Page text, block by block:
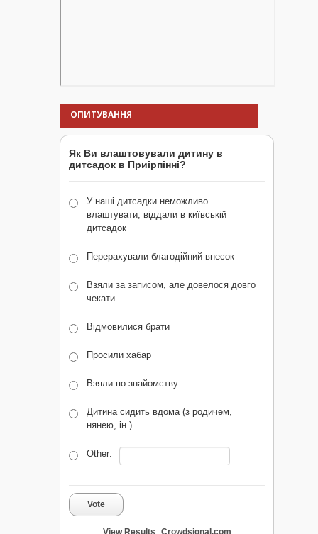
ОПИТУВАННЯ
Як Ви влаштовували дитину в
дитсадок в Приірпінні?
У наші дитсадки неможливо
влаштувати, віддали в київській
дитсадок
Перерахували благодійний внесок
Взяли за записом, але довелося довго
чекати
Відмовилися брати
Просили хабар
Взяли по знайомству
Дитина сидить вдома (з родичем,
нянею, ін.)
Other:
Vote
View Results Crowdsignal.com